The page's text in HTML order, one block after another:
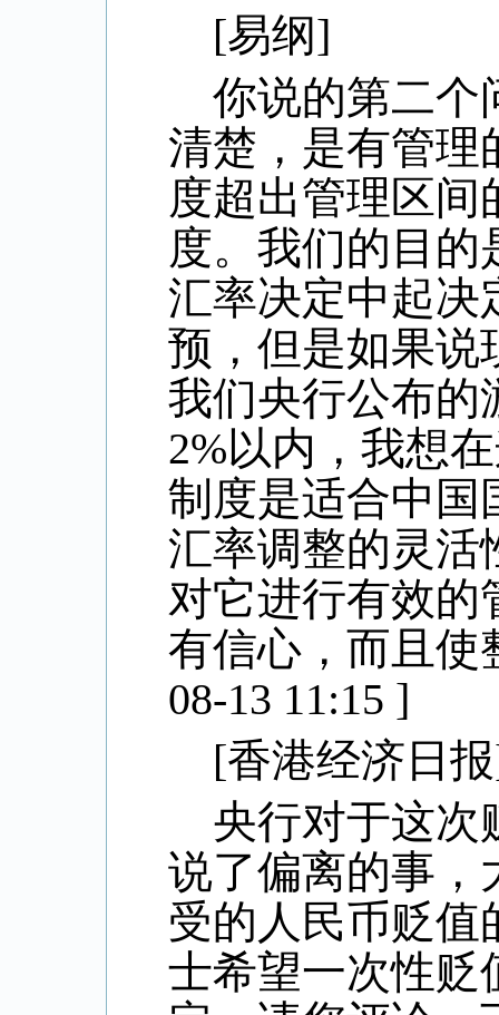
[易纲]
你说的第二个
清楚，是有管理
度超出管理区
度。我们的目
汇率决定中起决
预，但是如果说
我们央行公布
2%以内，我想
制度是适合中国
汇率调整的灵活
对它进行有效的
有信心，而且使
08-13 11:15 ]
[香港经济日报
央行对于这次
说了偏离的事，
受的人民币贬值
士希望一次性贬